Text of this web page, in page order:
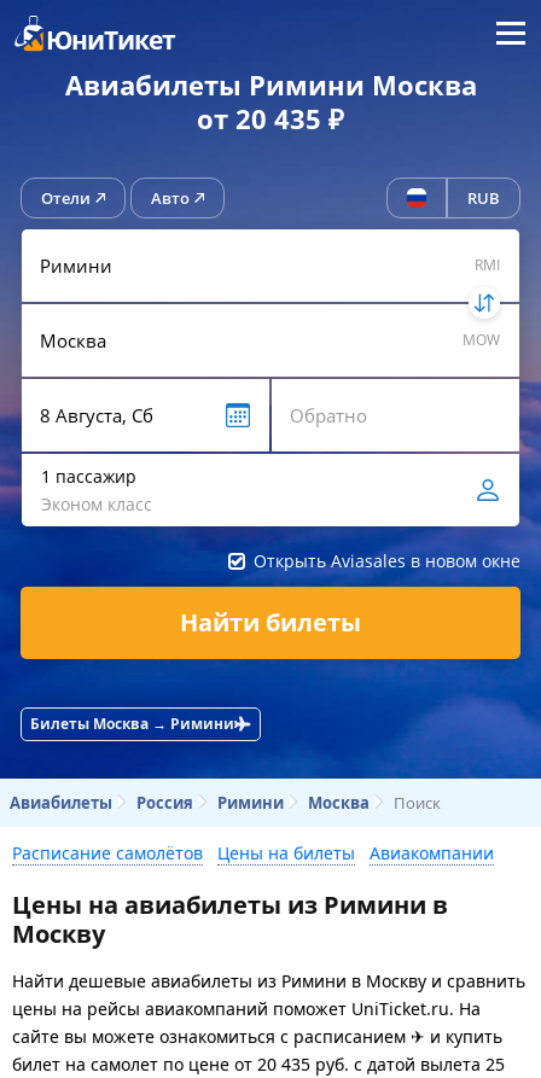
ЮниТикет Меню
Авиабилеты Римини Москва
от 20 435 ₽
Отели Авто RUB
RMI
MOW
1 пассажир
Эконом класс
Открыть Aviasales в новом окне
Найти билеты
Билеты Москва → Римини
Авиабилеты Россия Римини Москва Поиск
Расписание самолётов Цены на билеты Авиакомпании
Цены на авиабилеты из Римини в
Москву
Найти дешевые авиабилеты из Римини в Москву и сравнить
цены на рейсы авиакомпаний поможет UniTicket.ru. На
сайте вы можете ознакомиться с расписанием ✈ и купить
билет на самолет по цене от 20 435 руб. с датой вылета 25